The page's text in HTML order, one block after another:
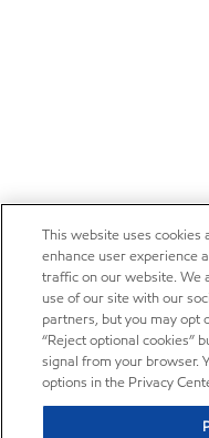
This website uses
enhance user experience
traffic on our website. We
use of our site with our
partners, but you may opt
“Reject optional cookies”
signal from your browser.
options in the Privacy